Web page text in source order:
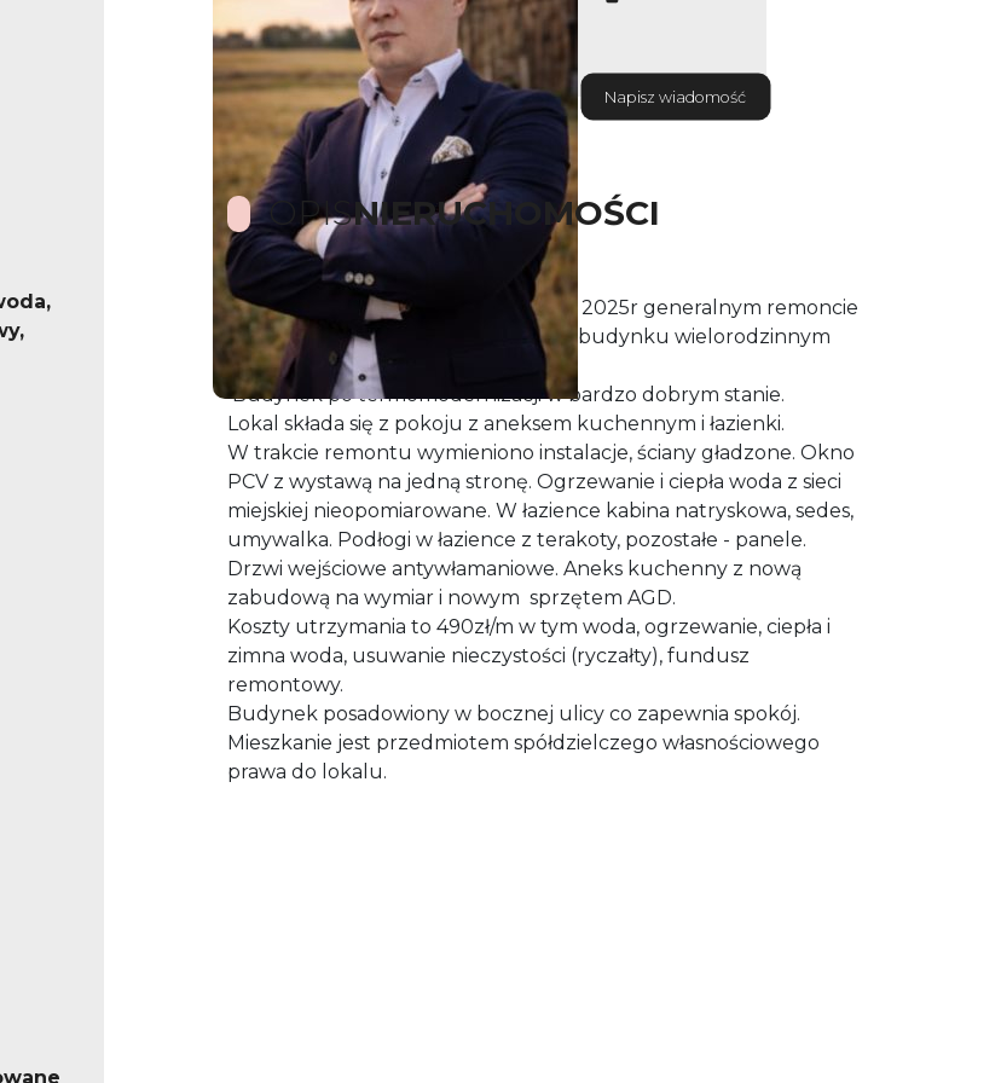
Napisz wiadomość
OPISNIERUCHOMOŚCI
Kawalerka po zakończonym w maju 2025r generalnym remoncie
o powierzchni 17,5m2 na 2 piętrze w budynku wielorodzinnym
Żydowce.
Budynek po termomodernizacji w bardzo dobrym stanie.
Lokal składa się z pokoju z aneksem kuchennym i łazienki.
W trakcie remontu wymieniono instalacje, ściany gładzone. Okno
PCV z wystawą na jedną stronę. Ogrzewanie i ciepła woda z sieci
miejskiej nieopomiarowane. W łazience kabina natryskowa, sedes,
umywalka. Podłogi w łazience z terakoty, pozostałe - panele.
Drzwi wejściowe antywłamaniowe. Aneks kuchenny z nową
zabudową na wymiar i nowym sprzętem AGD.
Koszty utrzymania to 490zł/m w tym woda, ogrzewanie, ciepła i
zimna woda, usuwanie nieczystości (ryczałty), fundusz
remontowy.
Budynek posadowiony w bocznej ulicy co zapewnia spokój.
Mieszkanie jest przedmiotem spółdzielczego własnościowego
prawa do lokalu.